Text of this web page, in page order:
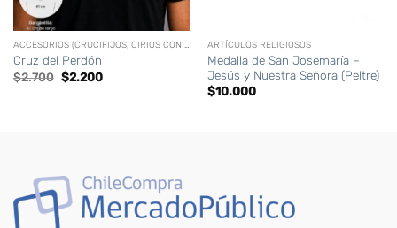
ACCESORIOS (CRUCIFIJOS, CIRIOS CON LOGO, VELAS, ETC)
Cruz del Perdón
$2.700 El
precio
$2.200El
ARTÍCULOS RELIGIOSOS
Medalla de San Josemaría –
Jesús y Nuestra Señora (Peltre)
$10.000